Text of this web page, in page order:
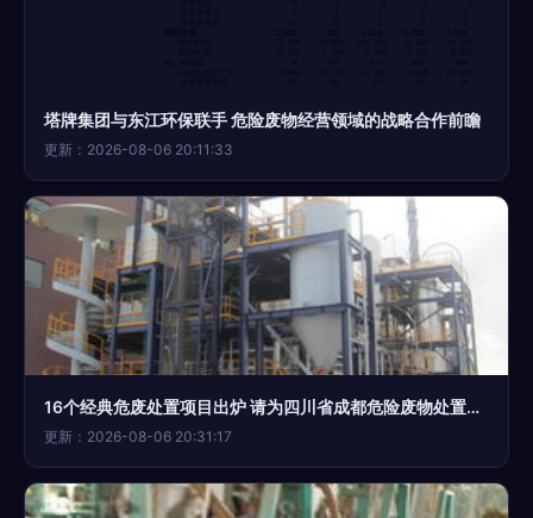
塔牌集团与东江环保联手 危险废物经营领域的战略合作前瞻
更新：2026-08-06 20:11:33
16个经典危废处置项目出炉 请为四川省成都危险废物处置中心投出宝贵一票
更新：2026-08-06 20:31:17